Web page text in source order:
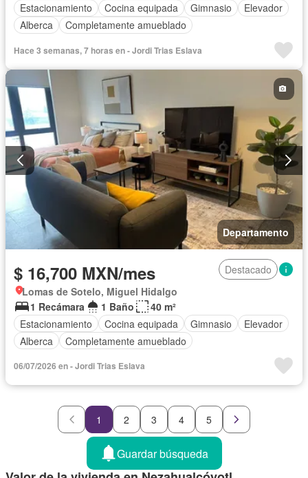
Estacionamiento
Cocina equipada Gimnasio
Elevador
Alberca
Completamente amueblado
Hace 3 semanas, 7 horas en - Jordi Trias Eslava
Departamento
$ 16,700 MXN/mes
Destacado
Lomas de Sotelo, Miguel Hidalgo
1 Recámara
1 Baño
40 m²
Estacionamiento
Cocina equipada Gimnasio
Elevador
Alberca
Completamente amueblado
06/07/2026 en - Jordi Trias Eslava
1 2 3 4 5
Guardar búsqueda